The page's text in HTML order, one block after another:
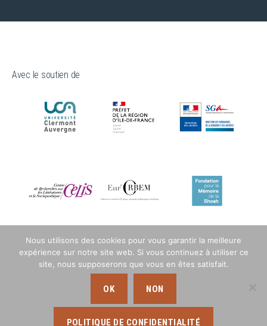
Avec le soutien de
Nous utilisons des cookies pour vous garantir la meilleure
expérience sur notre site web. Si vous continuez à utiliser ce
site, nous supposerons que vous en êtes satisfait.
OK NON
POLITIQUE DE CONFIDENTIALITÉ